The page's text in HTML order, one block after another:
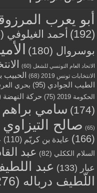
أبو يعرب
(192)
أحمد الغيلوفي (186)
بوسروال (180)
الاتحاد العام التونسي للشغل (60)
الانتخابات تونس 2019 (68) الحبيب
الطيب الجوادي (95) بحري
الحكومة 2019
(75) حركة النهضة
(174)
سامي براهم
(65) صالح التيزاوي
(166)
عايدة بن كريّم (110)
السلام الككلي (82) عبد
عبار (133) عبد
اللّطيف درباله (276)